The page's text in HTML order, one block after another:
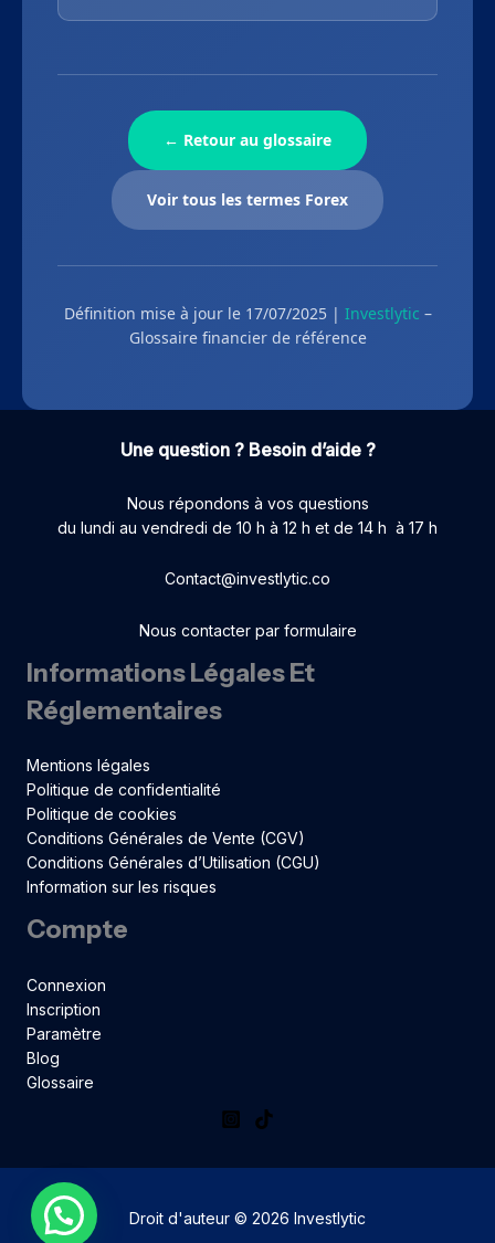
← Retour au glossaire
Voir tous les termes Forex
Définition mise à jour le 17/07/2025 | Investlytic –
Glossaire financier de référence
Une question ? Besoin d’aide ?
Nous répondons à vos questions
du lundi au vendredi de 10 h à 12 h et de 14 h à 17 h
Contact@investlytic.co
Nous contacter par formulaire
Informations Légales Et
Réglementaires
Mentions légales
Politique de confidentialité
Politique de cookies
Conditions Générales de Vente (CGV)
Conditions Générales d’Utilisation (CGU)
Information sur les risques
Compte
Connexion
Inscription
Paramètre
Blog
Glossaire
Droit d'auteur © 2026 Investlytic